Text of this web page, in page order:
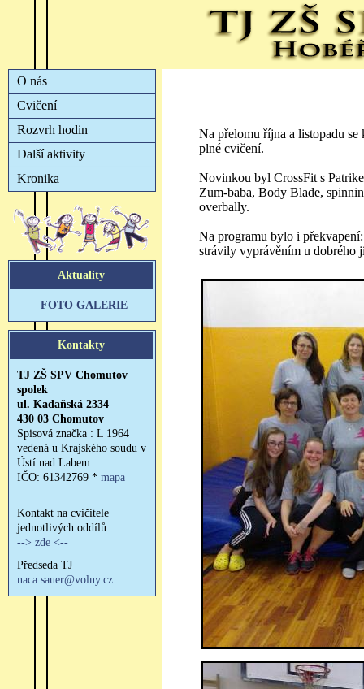
Na přelomu října a listopadu
plné cvičení.
Novinkou byl CrossFit s
Zum-baba, Body Blade,
overbally.
Na programu bylo i
strávily vyprávěním u dobrého